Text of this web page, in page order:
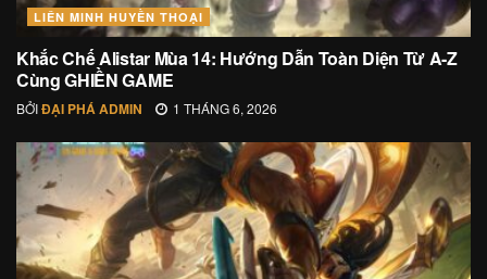
LIÊN MINH HUYỀN THOẠI
Khắc Chế Alistar Mùa 14: Hướng Dẫn Toàn Diện Từ A-Z
Cùng GHIỀN GAME
BỞIĐẠI PHÁ ADMIN 1 THÁNG 6, 2026